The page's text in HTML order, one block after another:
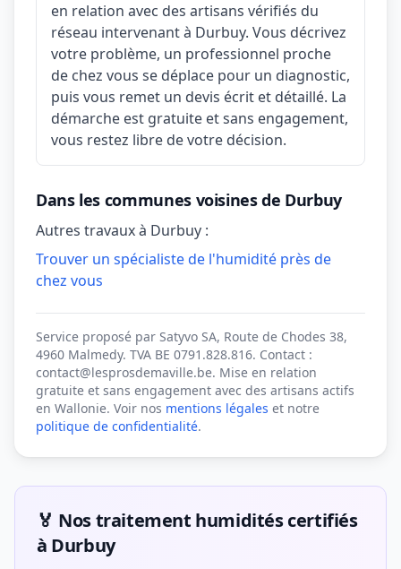
en relation avec des artisans vérifiés du
réseau intervenant à Durbuy. Vous décrivez
votre problème, un professionnel proche
de chez vous se déplace pour un diagnostic,
puis vous remet un devis écrit et détaillé. La
démarche est gratuite et sans engagement,
vous restez libre de votre décision.
Dans les communes voisines de Durbuy
Autres travaux à Durbuy :
Trouver un spécialiste de l'humidité près de
chez vous
Service proposé par Satyvo SA, Route de Chodes 38,
4960 Malmedy. TVA BE 0791.828.816. Contact :
contact@lesprosdemaville.be. Mise en relation
gratuite et sans engagement avec des artisans actifs
en Wallonie. Voir nos mentions légales et notre
politique de confidentialité.
🏅 Nos traitement humidités certifiés
à Durbuy